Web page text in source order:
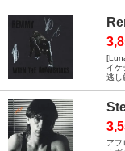
イケ
逃し
アフ